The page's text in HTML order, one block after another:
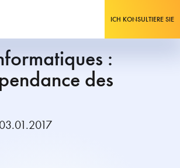
ICH KONSULTIERE SIE
:
des